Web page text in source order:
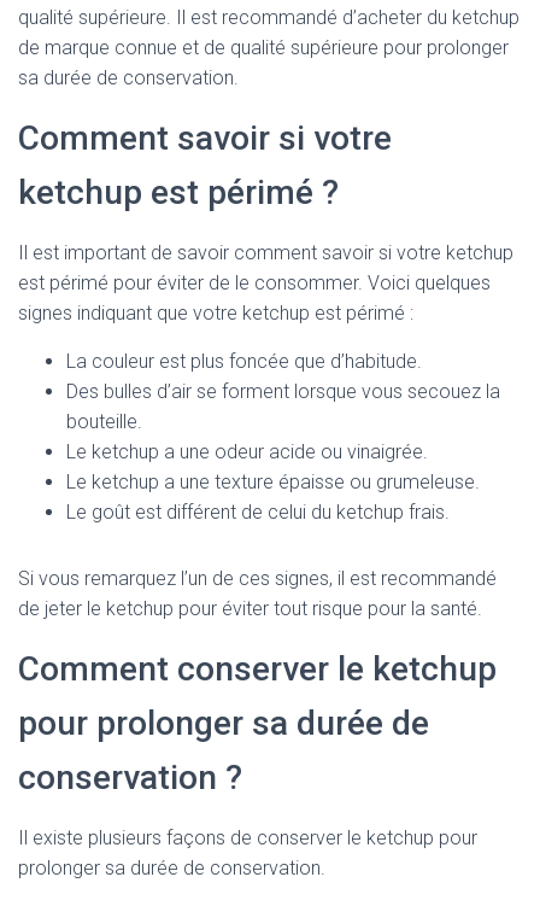
qualité supérieure. Il est recommandé d’acheter du ketchup
de marque connue et de qualité supérieure pour prolonger
sa durée de conservation.
Comment savoir si votre
ketchup est périmé ?
Il est important de savoir comment savoir si votre ketchup
est périmé pour éviter de le consommer. Voici quelques
signes indiquant que votre ketchup est périmé :
La couleur est plus foncée que d’habitude.
Des bulles d’air se forment lorsque vous secouez la
bouteille.
Le ketchup a une odeur acide ou vinaigrée.
Le ketchup a une texture épaisse ou grumeleuse.
Le goût est différent de celui du ketchup frais.
Si vous remarquez l’un de ces signes, il est recommandé
de jeter le ketchup pour éviter tout risque pour la santé.
Comment conserver le ketchup
pour prolonger sa durée de
conservation ?
Il existe plusieurs façons de conserver le ketchup pour
prolonger sa durée de conservation.